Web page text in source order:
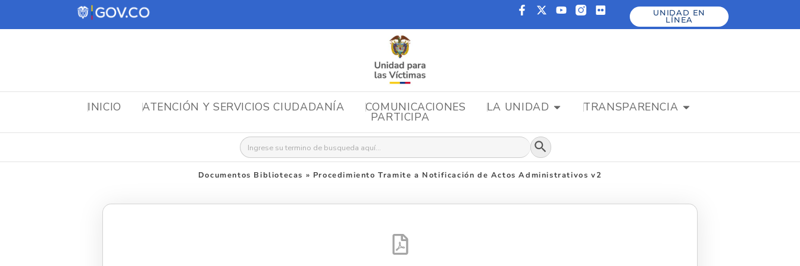
UNIDAD EN
LÍNEA
INICIO ATENCIÓN Y SERVICIOS CIUDADANÍA COMUNICACIONES LA UNIDAD TRANSPARENCIA
PARTICIPA
Buscar: Botón de búsqueda
Documentos Bibliotecas » Procedimiento Tramite a Notificación de Actos Administrativos v2